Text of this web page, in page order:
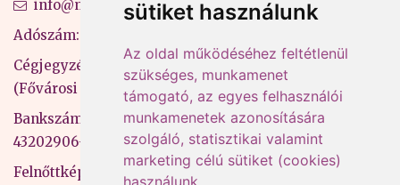
sütiket használunk
Az oldal működéséhez feltétlenül
szükséges, munkamenet
támogató, az egyes felhasználói
munkamenetek azonosítására
szolgáló, statisztikai valamint
marketing célú sütiket (cookies)
használunk.
info@mprx.hu
Adószám: 13598145-2-41
Cégjegyzékszám: 01-09-883770
(Fővárosi Bíróság)
Bankszámlaszám: CIB Bank, 10700581-
43202906-51100005
Felnőttképzési nyilvántartási szám: